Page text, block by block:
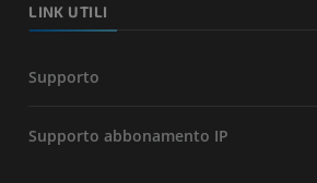
LINK UTILI
Supporto
Supporto abbonamento IP